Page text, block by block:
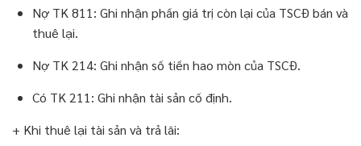
Nợ TK 811: Ghi nhận phần giá trị còn lại của TSCĐ bán và
thuê lại.
Nợ TK 214: Ghi nhận số tiền hao mòn của TSCĐ.
Có TK 211: Ghi nhận tài sản cố định.
+ Khi thuê lại tài sản và trả lãi: